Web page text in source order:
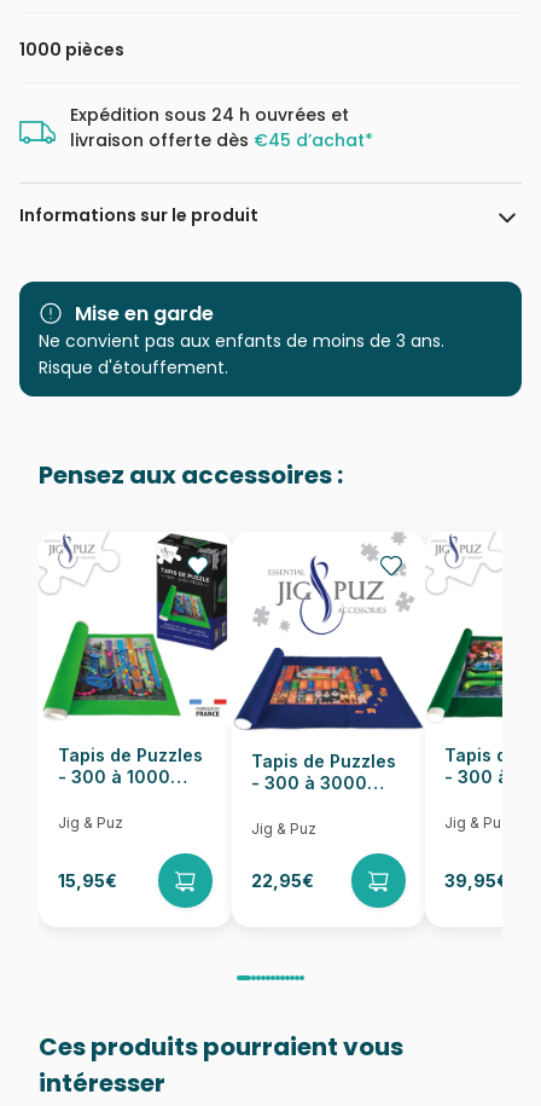
1000 pièces
Expédition sous 24 h ouvrées et
livraison offerte dès €45 d’achat*
Informations sur le produit
Marque Magnolia
Catégorie Puzzles - Art
Age
Puzzle pour Adultes (500 à
Provenance Puzzles fabriqués en France
EAN 8699375066159
Nombre de pièces 1000 pièces
Dimensions 68 x 48 cm
Mise en garde
Ne convient pas aux enfants de moins de 3 ans.
Risque d'étouffement.
Pensez aux accessoires :
Tapis de Puzzles
- 300 à 1000
Jig & Puz
15,95€
Tapis de Puzzles
- 300 à 3000
Jig & Puz
22,95€
Tapis de
- 300 à
Jig & Puz
39,95€
Ces produits pourraient vous
intéresser